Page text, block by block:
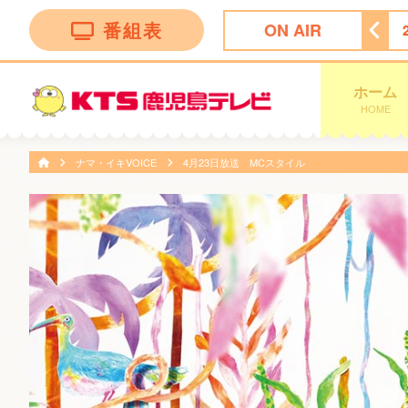
番組表 ON AIR
トア 26:45 ビタブリッドジャパンテレビショッピング
ホーム
HOME
ナマ・イキVOICE 4月23日放送 MCスタイル